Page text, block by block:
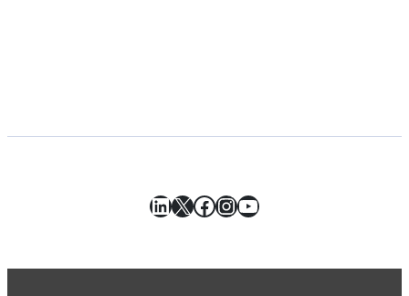
LinkedIn
X Facebook
Instagram
YouTube